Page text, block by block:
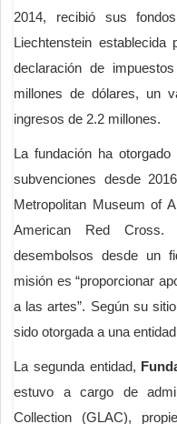
2014, recibió sus
Liechtenstein
declaración de
millones de dólares, un
ingresos de 2.2 millones.
La fundación ha
subvenciones desde
Metropolitan Museum of
American Red Cross.
desembolsos desde un
misión es “proporcionar
a las artes”. Según su
sido otorgada a una
La segunda entidad,
estuvo a cargo de
Collection (GLAC),